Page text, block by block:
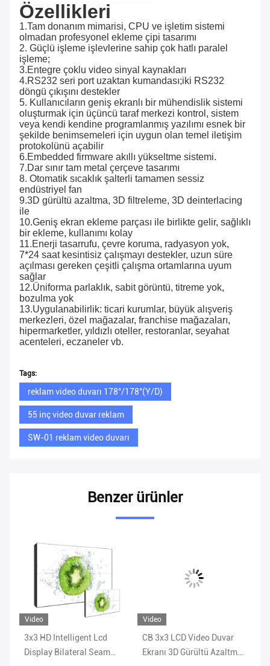
Özellikleri
1.Tam donanım mimarisi, CPU ve işletim sistemi
olmadan profesyonel ekleme çipi tasarımı
2. Güçlü işleme işlevlerine sahip çok hatlı paralel
işleme;
3.Entegre çoklu video sinyal kaynakları
4.RS232 seri port uzaktan kumandası;iki RS232
döngü çıkışını destekler
5. Kullanıcıların geniş ekranlı bir mühendislik sistemi
oluşturmak için üçüncü taraf merkezi kontrol, sistem
veya kendi kendine programlanmış yazılımı esnek bir
şekilde benimsemeleri için uygun olan temel iletişim
protokolünü açabilir
6.Embedded firmware akıllı yükseltme sistemi.
7.Dar sınır tam metal çerçeve tasarımı
8. Otomatik sıcaklık şalterli tamamen sessiz
endüstriyel fan
9.3D gürültü azaltma, 3D filtreleme, 3D deinterlacing
ile
10.Geniş ekran ekleme parçası ile birlikte gelir, sağlıklı
bir ekleme, kullanımı kolay
11.Enerji tasarrufu, çevre koruma, radyasyon yok,
7*24 saat kesintisiz çalışmayı destekler, uzun süre
açılması gereken çeşitli çalışma ortamlarına uyum
sağlar
12.Üniforma parlaklık, sabit görüntü, titreme yok,
bozulma yok
13.Uygulanabilirlik: ticari kurumlar, büyük alışveriş
merkezleri, özel mağazalar, franchise mağazaları,
hipermarketler, yıldızlı oteller, restoranlar, seyahat
acenteleri, eczaneler vb.
Tags:
reklam video duvarı 178°/178°(Y/D)
55 inç video duvar reklam
SW-01 reklam video duvarı
Benzer ürünler
Video
3x3 HD Intelligent Lcd
Display Bilateral Seam
Video
CB 3x3 LCD Video Duvar
Ekranı 3D Gürültü Azaltma